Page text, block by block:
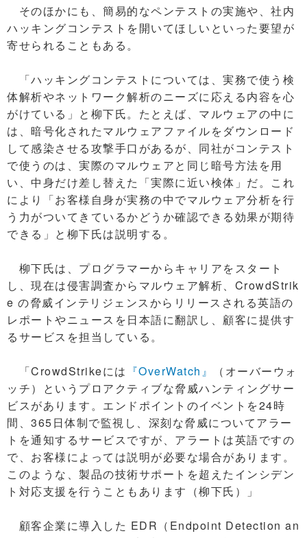
そのほかにも、簡易的なペンテストの実施や、社内
ハッキングコンテストを開いてほしいといった要望が
寄せられることもある。
「ハッキングコンテストについては、実務で使う検
体解析やネットワーク解析のニーズに応える内容を心
がけている」と柳下氏。たとえば、マルウェアの中に
は、暗号化されたマルウェアファイルをダウンロード
して感染させる攻撃手口があるが、同社がコンテスト
で使うのは、実際のマルウェアと同じ暗号方法を用
い、中身だけ差し替えた「実際に近い検体」だ。これ
により「お客様自身が実務の中でマルウェア分析を行
う力がついてきているかどうか確認できる効果が期待
できる」と柳下氏は説明する。
柳下氏は、プログラマーからキャリアをスタート
し、現在は侵害調査からマルウェア解析、CrowdStrik
e の脅威インテリジェンスからリリースされる英語の
レポートやニュースを日本語に翻訳し、顧客に提供す
るサービスを担当している。
「CrowdStrikeには 『OverWatch』
（オーバーウォ
ッチ）というプロアクティブな脅威ハンティングサー
ビスがあります。エンドポイントのイベントを24時
間、365日体制で監視し、深刻な脅威についてアラー
トを通知するサービスですが、アラートは英語ですの
で、お客様によっては説明が必要な場合があります。
このような、製品の技術サポートを超えたインシデン
ト対応支援を行うこともあります（柳下氏）」
顧客企業に導入した EDR（Endpoint Detection an